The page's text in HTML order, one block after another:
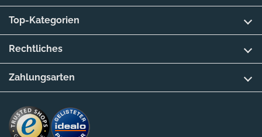
Top-Kategorien
Rechtliches
Zahlungsarten